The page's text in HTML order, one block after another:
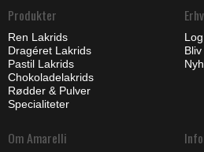
Produkter
Ren Lakrids
Dragéret Lakrids
Pastil Lakrids
Chokoladelakrids
Rødder & Pulver
Specialiteter
Om Amarelli